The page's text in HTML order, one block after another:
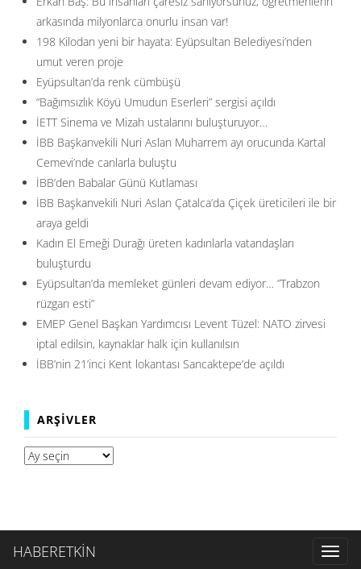
arkasında milyonlarca onurlu insan var!
198 Kilodan yeni bir hayata: Eyüpsultan Belediyesi’nden
umut veren proje
Eyüpsultan’da renk cümbüşü
“Bağımsızlık Köyü Umudun Eserleri” sergisi açıldı
İETT Sinema ve Mizah ustalarını buluşturuyor…
İBB Başkanvekili Nuri Aslan Muharrem ayı orucunda Kartal
Cemevi’nde canlarla buluştu
İBB’den Babalar Günü Kutlaması
İBB Başkanvekili Nuri Aslan Çatalca’da Çiçek üreticileri ile bir
araya geldi
Kadın El Emeği Durağı üreten kadınlarla vatandaşları
buluşturdu
Eyüpsultan’da memleket günleri devam ediyor… ”Trabzon
rüzgarı esti”
EMEP Genel Başkan Yardımcısı Levent Tüzel: NATO zirvesi
iptal edilsin, kaynaklar halk için kullanılsın
İBB’nin 21’inci Kent lokantası Sancaktepe’de açıldı
ARŞIVLER
Arşivler
HABERETKİN
Toggle